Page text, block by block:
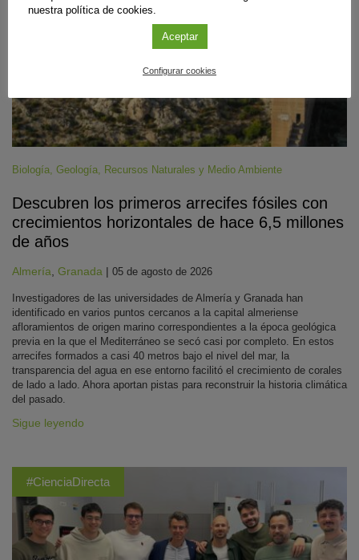
Biología Geología Recursos Naturales y Medio Ambiente
Descubren los primeros arrecifes fósiles con
crecimientos horizontales de hace 6,5 millones
de años
Almería Granada | 05 de agosto de 2026
Investigadores de las universidades de Almería y Granada han
identificado en varios puntos cercanos a la capital almeriense
afloramientos de origen marino correspondientes a la época geológica
previa en la que el Mediterráneo se secó casi por completo. En estos
arrecifes formados a casi 40 metros bajo el nivel del mar, la
transparencia del agua en ese entorno facilitó el crecimiento de corales
de lado a lado. Ahora aportan pistas para reconstruir la historia climática
del pasado.
Sigue leyendo
#CienciaDirecta
nuestra política de cookies.
Aceptar
Configurar cookies